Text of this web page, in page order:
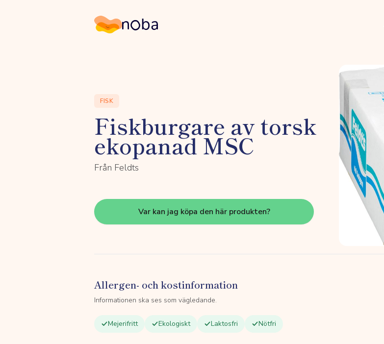
Noba
FISK
Fiskburgare av torsk
ekopanad MSC
Från Feldts
Var kan jag köpa den här produkten?
Allergen- och kostinformation
Informationen ska ses som vägledande.
Mejerifritt Ekologiskt Laktosfri Nötfri